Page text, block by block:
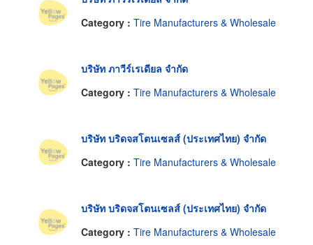
Category : Tire Manufacturers & Wholesale
บริษัท ภาวีร์เรเดียล จำกัด
Category : Tire Manufacturers & Wholesale
บริษัท บริดจสโตนเซลส์ (ประเทศไทย) จำกัด
Category : Tire Manufacturers & Wholesale
บริษัท บริดจสโตนเซลส์ (ประเทศไทย) จำกัด
Category : Tire Manufacturers & Wholesale